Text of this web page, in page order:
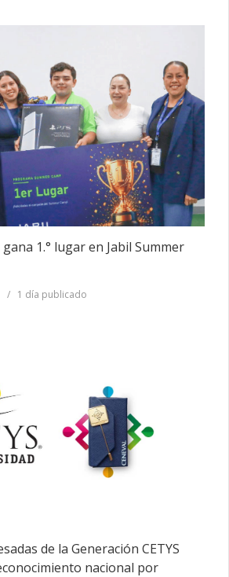
1.° lugar en Jabil Summer
1 día publicado
de la Generación CETYS
nacional por